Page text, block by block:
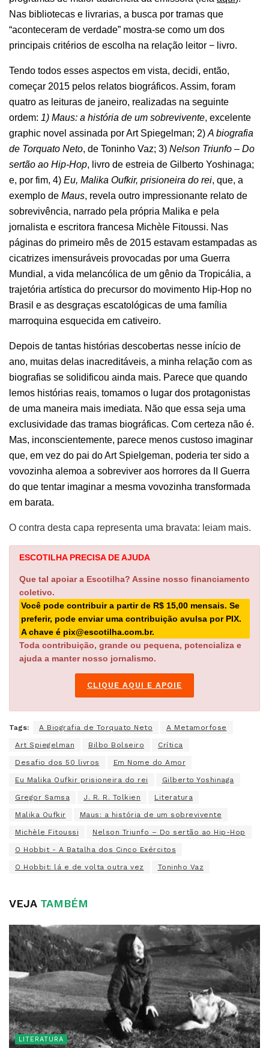
Nas bibliotecas e livrarias, a busca por tramas que
“aconteceram de verdade” mostra-se como um dos
principais critérios de escolha na relação leitor − livro.
Tendo todos esses aspectos em vista, decidi, então,
começar 2015 pelos relatos biográficos. Assim, foram
quatro as leituras de janeiro, realizadas na seguinte
ordem: 1) Maus: a história de um sobrevivente, excelente
graphic novel assinada por Art Spiegelman; 2) A biografia
de Torquato Neto, de Toninho Vaz; 3) Nelson Triunfo – Do
sertão ao Hip-Hop, livro de estreia de Gilberto Yoshinaga;
e, por fim, 4) Eu, Malika Oufkir, prisioneira do rei, que, a
exemplo de Maus, revela outro impressionante relato de
sobrevivência, narrado pela própria Malika e pela
jornalista e escritora francesa Michèle Fitoussi. Nas
páginas do primeiro mês de 2015 estavam estampadas as
cicatrizes imensuráveis provocadas por uma Guerra
Mundial, a vida melancólica de um gênio da Tropicália, a
trajetória artística do precursor do movimento Hip-Hop no
Brasil e as desgraças escatológicas de uma família
marroquina esquecida em cativeiro.
Depois de tantas histórias descobertas nesse início de
ano, muitas delas inacreditáveis, a minha relação com as
biografias se solidificou ainda mais. Parece que quando
lemos histórias reais, tomamos o lugar dos protagonistas
de uma maneira mais imediata. Não que essa seja uma
exclusividade das tramas biográficas. Com certeza não é.
Mas, inconscientemente, parece menos custoso imaginar
que, em vez do pai do Art Spielgeman, poderia ter sido a
vovozinha alemoa a sobreviver aos horrores da II Guerra
do que tentar imaginar a mesma vovozinha transformada
em barata.
O contra desta capa representa uma bravata: leiam mais.
ESCOTILHA PRECISA DE AJUDA
Que tal apoiar a Escotilha? Assine nosso financiamento
coletivo.
Você pode contribuir a partir de R$ 15,00 mensais. Se
preferir, pode enviar uma contribuição avulsa por PIX.
A chave é pix@escotilha.com.br.
Toda contribuição, grande ou pequena, potencializa e
ajuda a manter nosso jornalismo.
CLIQUE AQUI E APOIE
Tags: A Biografia de Torquato Neto A Metamorfose
Art Spiegelman Bilbo Bolseiro Crítica
Desafio dos 50 livros Em Nome do Amor
Eu Malika Oufkir prisioneira do rei Gilberto Yoshinaga
Gregor Samsa J. R. R. Tolkien Literatura
Malika Oufkir Maus: a história de um sobrevivente
Michèle Fitoussi Nelson Triunfo – Do sertão ao Hip-Hop
O Hobbit - A Batalha dos Cinco Exércitos
O Hobbit: lá e de volta outra vez Toninho Vaz
VEJATAMBÉM
LITERATURA